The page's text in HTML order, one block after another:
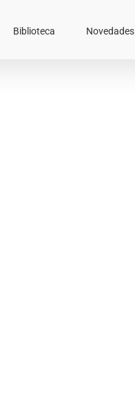
Biblioteca Novedades